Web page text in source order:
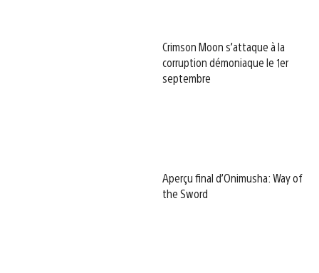
Crimson Moon s’attaque à la
corruption démoniaque le 1er
septembre
Aperçu final d’Onimusha: Way of
the Sword